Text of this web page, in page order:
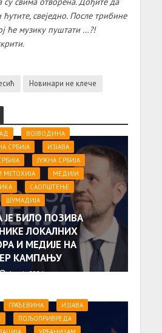
свеједно. После трибине
ће музику пуштaти …?!
Новинари не клече
ВОЈВОДИНА
СРБИЈА
ИЗЈАВА
ЈУЖНА СРБИЈА
МЕДИЈИ
САОПШТЕЊE
ШУМАДИЈА
ЈЕ БИЛО ПОЗИВА
ЛОКАЛНИХ
И МЕДИЈЕ НА
КАМПАЊУ
1. маја 2024.
ГРАЂЕВИНА
ИЗЈАВА
ПОЉОПРИВРЕДА